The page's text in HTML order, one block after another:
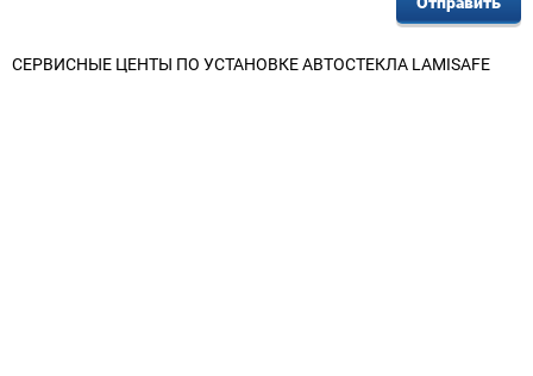
СЕРВИСНЫЕ ЦЕНТЫ ПО УСТАНОВКЕ АВТОСТЕКЛА LAMISAFE